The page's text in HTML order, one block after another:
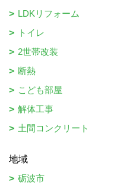
LDKリフォーム
トイレ
2世帯改装
断熱
こども部屋
解体工事
土間コンクリート
地域
砺波市